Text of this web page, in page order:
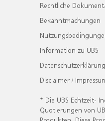
Rechtliche
Bekanntmachungen
Information zu UBS
Datenschutzerklärung
Disclaimer /
* Die UBS Echtzeit-
Quotierungen von